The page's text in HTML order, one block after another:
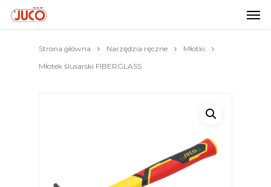
Strona główna Narzędzia ręczne
Młotki
Młotek ślusarski FIBERGLASS